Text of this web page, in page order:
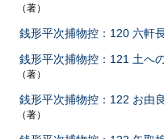
（著）
銭形平次捕物控：120 六軒
銭形平次捕物控：121 土へ
（著）
銭形平次捕物控：122 お由
（著）